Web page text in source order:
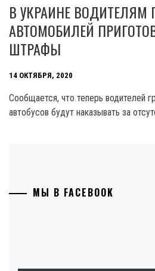
В УКРАИНЕ ВОДИТЕЛЯМ
АВТОМОБИЛЕЙ
ШТРАФЫ
14 ОКТЯБРЯ, 2020
Сообщается, что теперь водителей
автобусов будут наказывать за
МЫ В FACEBOOK